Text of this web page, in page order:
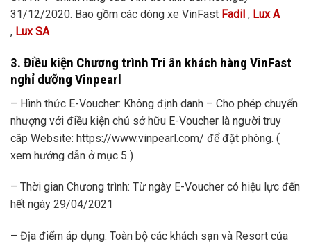
31/12/2020. Bao gồm các dòng xe VinFast Fadil , Lux A
, Lux SA
3. Điều kiện Chương trình Tri ân khách hàng VinFast
nghỉ dưỡng Vinpearl
– Hình thức E-Voucher: Không định danh – Cho phép chuyển
nhượng với điều kiện chủ sở hữu E-Voucher là người truy
câp Website: https://www.vinpearl.com/ để đặt phòng. (
xem hướng dẫn ở mục 5 )
– Thời gian Chương trình: Từ ngày E-Voucher có hiệu lực đến
hết ngày 29/04/2021
– Địa điểm áp dụng: Toàn bộ các khách sạn và Resort của